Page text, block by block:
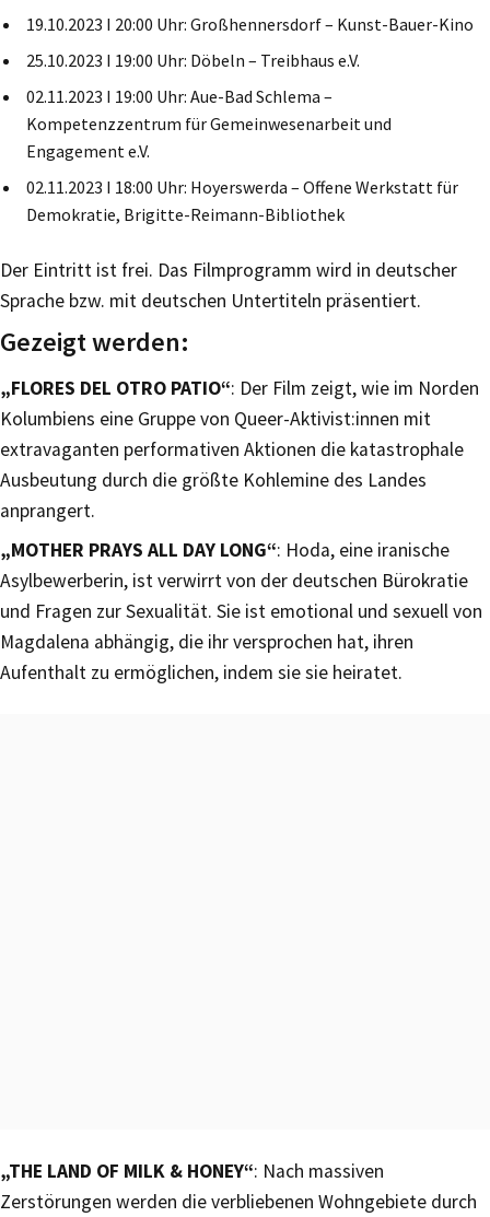
19.10.2023 I 20:00 Uhr: Großhennersdorf – Kunst-Bauer-Kino
25.10.2023 I 19:00 Uhr: Döbeln – Treibhaus e.V.
02.11.2023 I 19:00 Uhr: Aue-Bad Schlema –
Kompetenzzentrum für Gemeinwesenarbeit und
Engagement e.V.
02.11.2023 I 18:00 Uhr: Hoyerswerda – Offene Werkstatt für
Demokratie, Brigitte-Reimann-Bibliothek
Der Eintritt ist frei. Das Filmprogramm wird in deutscher
Sprache bzw. mit deutschen Untertiteln präsentiert.
Gezeigt werden:
„FLORES DEL OTRO PATIO“: Der Film zeigt, wie im Norden
Kolumbiens eine Gruppe von Queer-Aktivist:innen mit
extravaganten performativen Aktionen die katastrophale
Ausbeutung durch die größte Kohlemine des Landes
anprangert.
„MOTHER PRAYS ALL DAY LONG“: Hoda, eine iranische
Asylbewerberin, ist verwirrt von der deutschen Bürokratie
und Fragen zur Sexualität. Sie ist emotional und sexuell von
Magdalena abhängig, die ihr versprochen hat, ihren
Aufenthalt zu ermöglichen, indem sie sie heiratet.
„THE LAND OF MILK & HONEY“: Nach massiven
Zerstörungen werden die verbliebenen Wohngebiete durch